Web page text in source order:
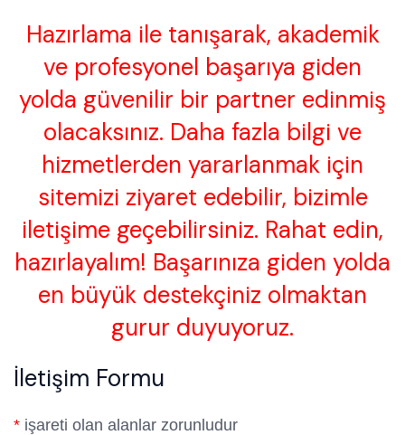
Hazırlama ile tanışarak, akademik
ve profesyonel başarıya giden
yolda güvenilir bir partner edinmiş
olacaksınız. Daha fazla bilgi ve
hizmetlerden yararlanmak için
sitemizi ziyaret edebilir, bizimle
iletişime geçebilirsiniz. Rahat edin,
hazırlayalım! Başarınıza giden yolda
en büyük destekçiniz olmaktan
gurur duyuyoruz.
İletişim Formu
* işareti olan alanlar zorunludur